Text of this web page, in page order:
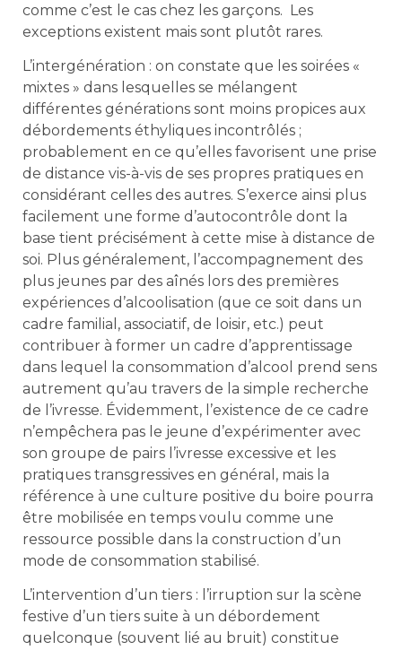
comme c’est le cas chez les garçons. Les
exceptions existent mais sont plutôt rares.
L’intergénération : on constate que les soirées «
mixtes » dans lesquelles se mélangent
différentes générations sont moins propices aux
débordements éthyliques incontrôlés ;
probablement en ce qu’elles favorisent une prise
de distance vis-à-vis de ses propres pratiques en
considérant celles des autres. S’exerce ainsi plus
facilement une forme d’autocontrôle dont la
base tient précisément à cette mise à distance de
soi. Plus généralement, l’accompagnement des
plus jeunes par des aînés lors des premières
expériences d’alcoolisation (que ce soit dans un
cadre familial, associatif, de loisir, etc.) peut
contribuer à former un cadre d’apprentissage
dans lequel la consommation d’alcool prend sens
autrement qu’au travers de la simple recherche
de l’ivresse. Évidemment, l’existence de ce cadre
n’empêchera pas le jeune d’expérimenter avec
son groupe de pairs l’ivresse excessive et les
pratiques transgressives en général, mais la
référence à une culture positive du boire pourra
être mobilisée en temps voulu comme une
ressource possible dans la construction d’un
mode de consommation stabilisé.
L’intervention d’un tiers : l’irruption sur la scène
festive d’un tiers suite à un débordement
quelconque (souvent lié au bruit) constitue